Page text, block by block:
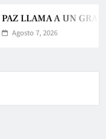
PAZ LLAMA A UN GRAN
Agosto 7, 2026